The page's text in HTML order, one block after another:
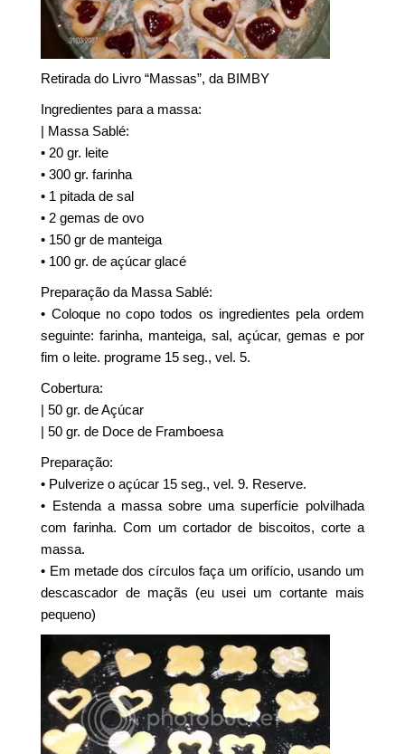
Retirada do Livro “Massas”, da BIMBY
Ingredientes para a massa:
| Massa Sablé:
• 20 gr. leite
• 300 gr. farinha
• 1 pitada de sal
• 2 gemas de ovo
• 150 gr de manteiga
• 100 gr. de açúcar glacé
Preparação da Massa Sablé:
• Coloque no copo todos os ingredientes pela ordem
seguinte: farinha, manteiga, sal, açúcar, gemas e por
fim o leite. programe 15 seg., vel. 5.
Cobertura:
| 50 gr. de Açúcar
| 50 gr. de Doce de Framboesa
Preparação:
• Pulverize o açúcar 15 seg., vel. 9. Reserve.
• Estenda a massa sobre uma superfície polvilhada
com farinha. Com um cortador de biscoitos, corte a
massa.
• Em metade dos círculos faça um orifício, usando um
descascador de maçãs (eu usei um cortante mais
pequeno)